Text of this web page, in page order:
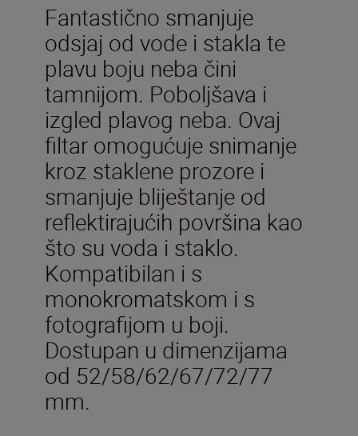
Fantastično smanjuje
odsjaj od vode i stakla te
plavu boju neba čini
tamnijom. Poboljšava i
izgled plavog neba. Ovaj
filtar omogućuje snimanje
kroz staklene prozore i
smanjuje bliještanje od
reflektirajućih površina kao
što su voda i staklo.
Kompatibilan i s
monokromatskom i s
fotografijom u boji.
Dostupan u dimenzijama
od 52/58/62/67/72/77
mm.